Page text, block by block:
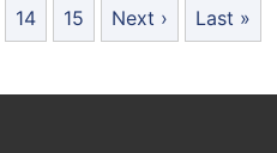
14
15 Next › Last »